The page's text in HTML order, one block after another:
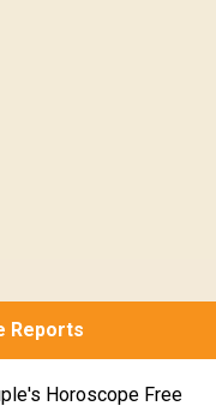
Reports
Horoscope Free